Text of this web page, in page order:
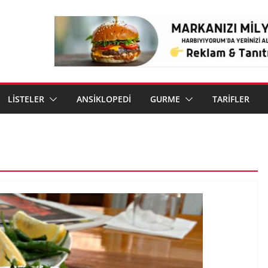
LİSTELER ANSİKLOPEDİ GURME TARİFLER